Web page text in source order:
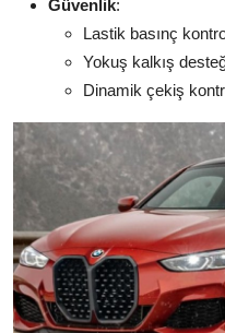
Güvenlik:
Lastik basınç
Yokuş kalkış
Dinamik çekiş